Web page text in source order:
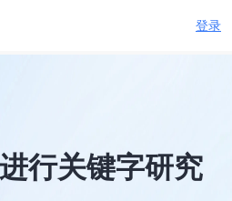
登录
行关键字研究